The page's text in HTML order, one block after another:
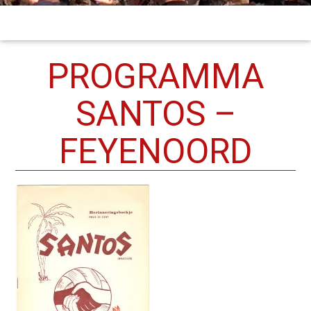
PROGRAMMA
SANTOS –
FEYENOORD